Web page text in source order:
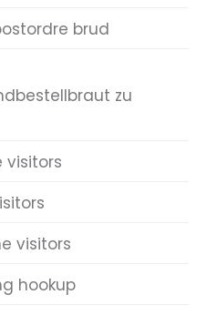
brud
zu
visitors
hookup